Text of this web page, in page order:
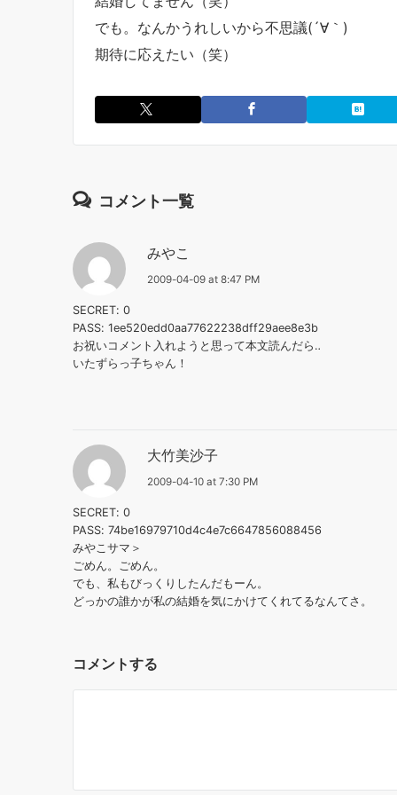
でも。なんかうれしいから不思議(´∀｀)
期待に応えたい（笑）
コメント一覧
みやこ
2009-04-09 at 8:47 PM
SECRET: 0
PASS: 1ee520edd0aa77622238dff29aee8e3b
お祝いコメント入れようと思って本文読んだら‥
いたずらっ子ちゃん！
大竹美沙子
2009-04-10 at 7:30 PM
SECRET: 0
PASS: 74be16979710d4c4e7c6647856088456
みやこサマ＞
ごめん。ごめん。
でも、私もびっくりしたんだもーん。
どっかの誰かが私の結婚を気にかけてくれてるなんてさ。
コメントする